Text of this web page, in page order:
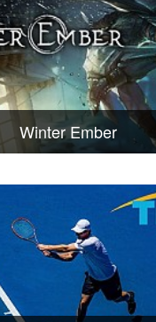
Winter Ember